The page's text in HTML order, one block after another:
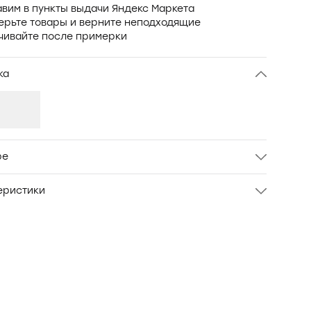
в пункты выдачи Яндекс Маркета
товары и верните неподходящие
после примерки
полуприлегающего кроя. Ткань - трикотаж
из бамбука с хлопком.